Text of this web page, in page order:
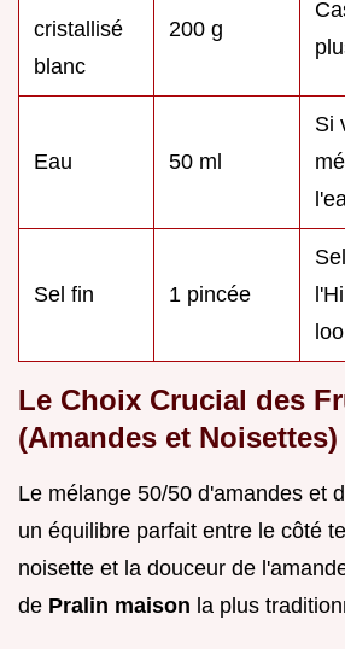
cristallisé
blanc
200 g
Eau 50 ml
Si
Sel fin 1 pincée
Le Choix Crucial des
(Amandes et Noisettes)
Le mélange 50/50 d'amandes et
un équilibre parfait entre le côté
noisette et la douceur de
de Pralin maison la plus